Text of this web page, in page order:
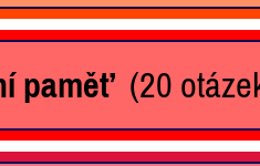
paměť(20